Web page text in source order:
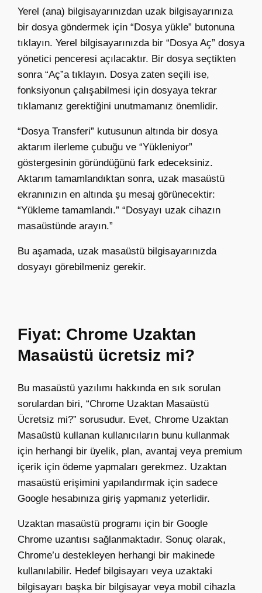
Yerel (ana) bilgisayarınızdan uzak bilgisayarınıza
bir dosya göndermek için “Dosya yükle” butonuna
tıklayın. Yerel bilgisayarınızda bir “Dosya Aç” dosya
yönetici penceresi açılacaktır. Bir dosya seçtikten
sonra “Aç”a tıklayın. Dosya zaten seçili ise,
fonksiyonun çalışabilmesi için dosyaya tekrar
tıklamanız gerektiğini unutmamanız önemlidir.
“Dosya Transferi” kutusunun altında bir dosya
aktarım ilerleme çubuğu ve “Yükleniyor”
göstergesinin göründüğünü fark edeceksiniz.
Aktarım tamamlandıktan sonra, uzak masaüstü
ekranınızın en altında şu mesaj görünecektir:
“Yükleme tamamlandı.” “Dosyayı uzak cihazın
masaüstünde arayın.”
Bu aşamada, uzak masaüstü bilgisayarınızda
dosyayı görebilmeniz gerekir.
Fiyat: Chrome Uzaktan
Masaüstü ücretsiz mi?
Bu masaüstü yazılımı hakkında en sık sorulan
sorulardan biri, “Chrome Uzaktan Masaüstü
Ücretsiz mi?” sorusudur. Evet, Chrome Uzaktan
Masaüstü kullanan kullanıcıların bunu kullanmak
için herhangi bir üyelik, plan, avantaj veya premium
içerik için ödeme yapmaları gerekmez. Uzaktan
masaüstü erişimini yapılandırmak için sadece
Google hesabınıza giriş yapmanız yeterlidir.
Uzaktan masaüstü programı için bir Google
Chrome uzantısı sağlanmaktadır. Sonuç olarak,
Chrome’u destekleyen herhangi bir makinede
kullanılabilir. Hedef bilgisayarı veya uzaktaki
bilgisayarı başka bir bilgisayar veya mobil cihazla